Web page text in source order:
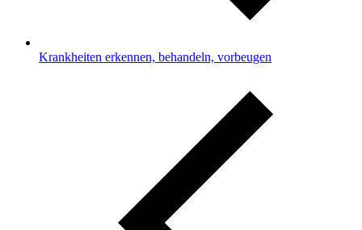
Krankheiten erkennen, behandeln, vorbeugen